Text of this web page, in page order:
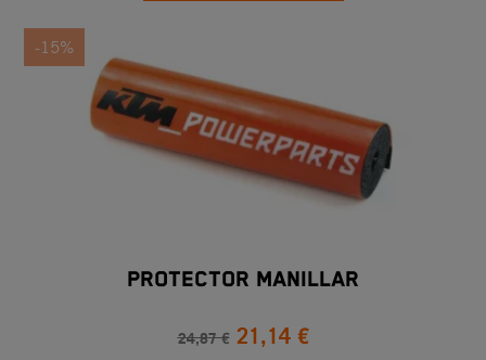
-15%
PROTECTOR MANILLAR
24,87 € 21,14 €